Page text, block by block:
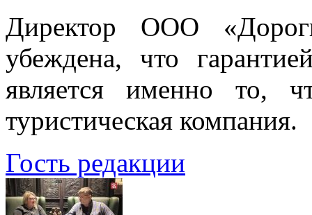
Директор ООО
убеждена, что
является именно то,
туристическая компания.
Гость редакции